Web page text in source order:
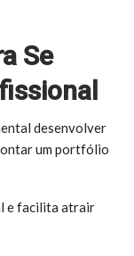
Se
desenvolver
um portfólio
e facilita atrair